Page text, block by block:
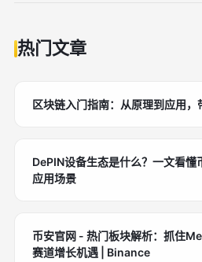
热门文章
区块链入门指南：从原理到应用
DePIN设备生态是什么？一文看懂
应用场景
币安官网 - 热门板块解析：抓住
赛道增长机遇 | Binance